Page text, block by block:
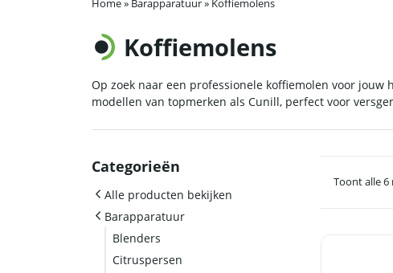
Home» Barapparatuur» Koffiemolens
Koffiemolens
Op zoek naar een professionele koffiemolen voor
modellen van topmerken als Cunill, perfect voor
Categorieën
Alle producten bekijken
Barapparatuur
Blenders
Citruspersen
Toont alle 6